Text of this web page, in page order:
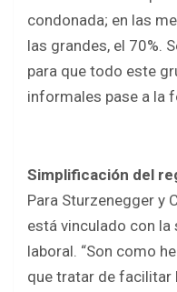
condonada; en las
las grandes, el 70%.
para que todo este
informales pase a la
Simplificación del
Para Sturzenegger y
está vinculado con
laboral. “Son como
que tratar de